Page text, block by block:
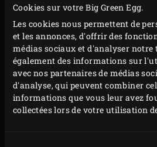
Cookies sur votre Big Green Egg.
Les cookies nous permettent de
et les annonces, d'offrir des
médias sociaux et d'analyser notre
également des informations sur
avec nos partenaires de médias
d'analyse, qui peuvent combiner
informations que vous leur avez
collectées lors de votre utilisation
pouvez également placer le bocal
fenêtre, au-dessus du chauffage.
une température maximale de 40
température, les cellules de levure